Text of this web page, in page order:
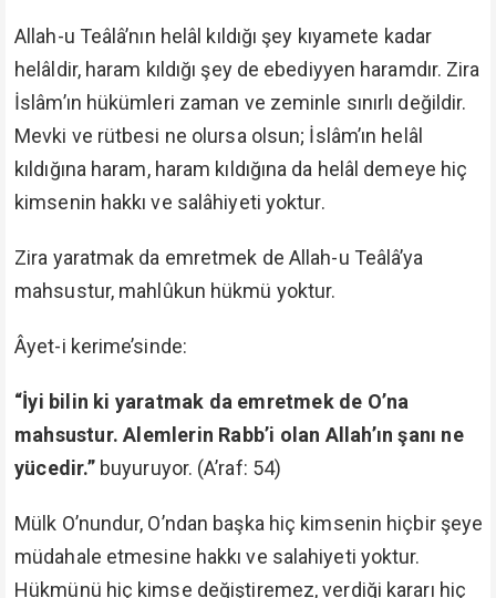
Allah-u Teâlâ’nın helâl kıldığı şey kıyamete kadar
helâldir, haram kıldığı şey de ebediyyen haramdır. Zira
İslâm’ın hükümleri zaman ve zeminle sınırlı değildir.
Mevki ve rütbesi ne olursa olsun; İslâm’ın helâl
kıldığına haram, haram kıldığına da helâl demeye hiç
kimsenin hakkı ve salâhiyeti yoktur.
Zira yaratmak da emretmek de Allah-u Teâlâ’ya
mahsustur, mahlûkun hükmü yoktur.
Âyet-i kerime’sinde:
“İyi bilin ki yaratmak da emretmek de O’na
mahsustur. Alemlerin Rabb’i olan Allah’ın şanı ne
yücedir.” buyuruyor. (A’raf: 54)
Mülk O’nundur, O’ndan başka hiç kimsenin hiçbir şeye
müdahale etmesine hakkı ve salahiyeti yoktur.
Hükmünü hiç kimse değiştiremez, verdiği kararı hiç